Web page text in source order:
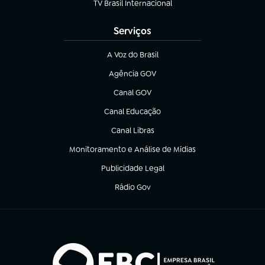
TV Brasil Internacional
(abre em nova aba)
Serviços
A Voz do Brasil
(abre em nova aba)
Agência GOV
(abre em nova aba)
Canal GOV
(abre em nova aba)
Canal Educação
(abre em nova aba)
Canal Libras
(abre em nova aba)
Monitoramento e Análise de Mídias
(abre em nova aba)
Publicidade Legal
(abre em nova aba)
Rádio Gov
(abre em nova aba)